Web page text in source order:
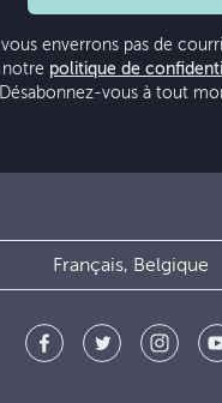
enverrons pas de
notre politique de
Désabonnez-vous à tout
Français, Belgique